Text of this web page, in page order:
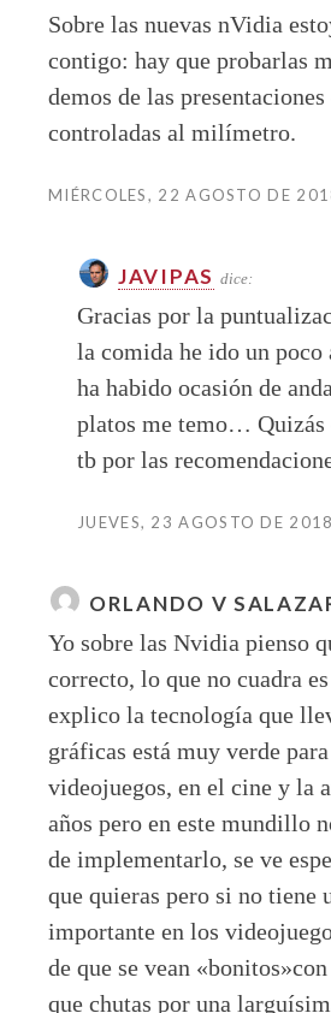
Sobre las nuevas nVidia
contigo: hay que probarlas
demos de las
controladas al milímetro.
MIÉRCOLES, 22 AGOSTO DE
JAVIPAS dice:
Gracias por la
la comida he ido un poco
ha habido ocasión de
platos me temo… Quizás
tb por las
JUEVES, 23 AGOSTO DE
ORLANDO V
Yo sobre las Nvidia pienso
correcto, lo que no cuadra
explico la tecnología que
gráficas está muy verde
videojuegos, en el cine y la
años pero en este mundillo
de implementarlo, se ve
que quieras pero si no tiene
importante en los
de que se vean
que chutas por una